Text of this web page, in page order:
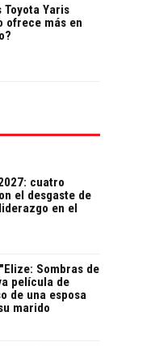
Toyota Yaris
ofrece más en
cuatro
el desgaste de
en el
Sombras de
película de
de una esposa
marido